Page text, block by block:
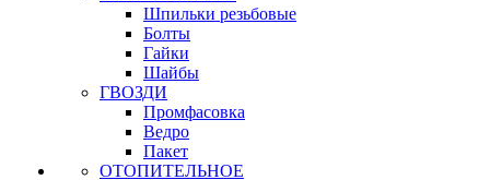
Шпильки резьбовые
Болты
Гайки
Шайбы
ГВОЗДИ
Промфасовка
Ведро
Пакет
ОТОПИТЕЛЬНОЕ